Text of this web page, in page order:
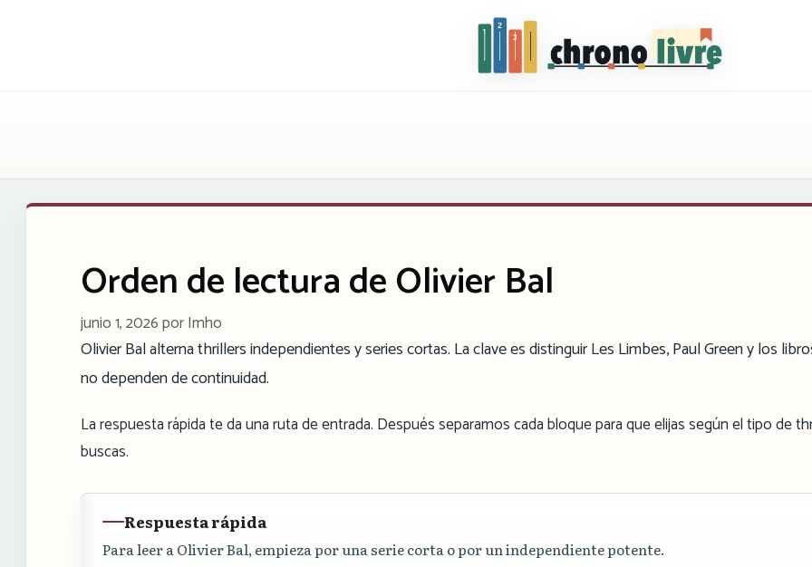
Chronolivre
Orden de lectura de Olivier Bal
junio 1, 2026porImho
Olivier Bal alterna thrillers independientes y series cortas. La clave es distinguir Les Limbes, Paul Green y los
no dependen de continuidad.
La respuesta rápida te da una ruta de entrada. Después separamos cada bloque para que elijas según el tipo de
buscas.
Respuesta rápida
Para leer a Olivier Bal, empieza por una serie corta o por un independiente potente.